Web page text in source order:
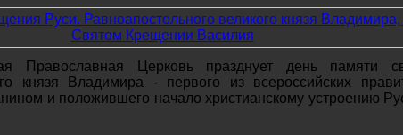
Православная Церковь празднует день памяти
князя Владимира - первого из всероссийских
и положившего начало христианскому устроению